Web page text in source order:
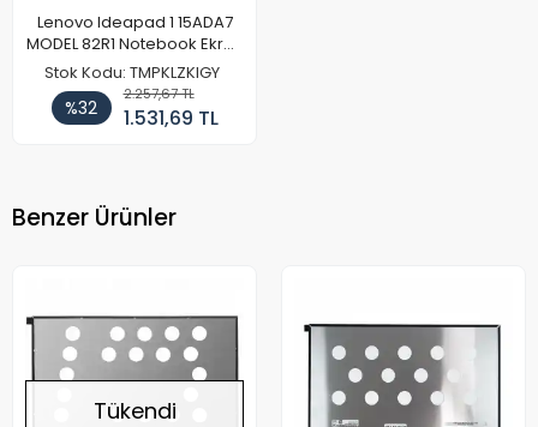
Lenovo Ideapad 1 15ADA7
MODEL 82R1 Notebook Ekran
Paneli FHD
Stok Kodu: TMPKLZKIGY
%32
2.257,67 TL
1.531,69 TL
Benzer Ürünler
Tükendi